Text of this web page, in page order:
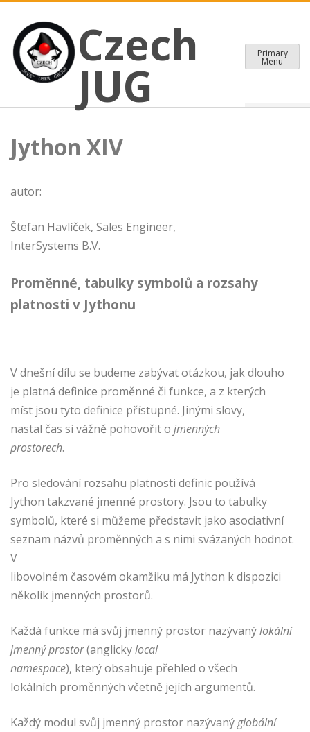
content
Czech JUG
CZECH JAVA USER GROUP
Czech
JUG
Primary
Menu
Jython XIV
autor:
Štefan Havlíček, Sales Engineer,
InterSystems B.V.
Proměnné, tabulky symbolů a rozsahy
platnosti v Jythonu
V dnešní dílu se budeme zabývat otázkou, jak dlouho
je platná definice proměnné či funkce, a z kterých
míst jsou tyto definice přístupné. Jinými slovy,
nastal čas si vážně pohovořit o jmenných
prostorech.
Pro sledování rozsahu platnosti definic používá
Jython takzvané jmenné prostory. Jsou to tabulky
symbolů, které si můžeme představit jako asociativní
seznam názvů proměnných a s nimi svázaných hodnot.
V
libovolném časovém okamžiku má Jython k dispozici
několik jmenných prostorů.
Každá funkce má svůj jmenný prostor nazývanýlokální
jmenný prostor(anglickylocal
namespace), který obsahuje přehled o všech
lokálních proměnných včetně jejích argumentů.
Každý modul svůj jmenný prostor nazývanýglobální